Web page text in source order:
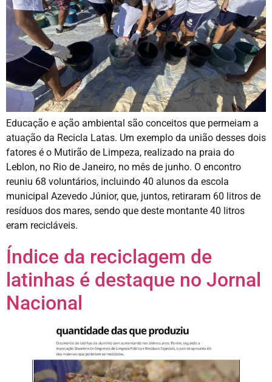
Educação e ação ambiental são conceitos que permeiam a
atuação da Recicla Latas. Um exemplo da união desses dois
fatores é o Mutirão de Limpeza, realizado na praia do
Leblon, no Rio de Janeiro, no mês de junho. O encontro
reuniu 68 voluntários, incluindo 40 alunos da escola
municipal Azevedo Júnior, que, juntos, retiraram 60 litros de
resíduos dos mares, sendo que deste montante 40 litros
eram recicláveis.
Índice da reciclagem de
latinhas é destaque no Jornal
Nacional